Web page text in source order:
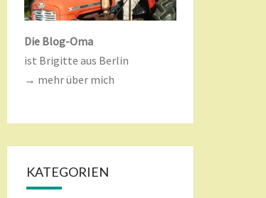
Die Blog-Oma
ist Brigitte aus Berlin
→ mehr über mich
KATEGORIEN